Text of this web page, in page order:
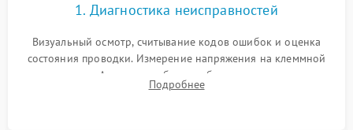
1. Диагностика неисправностей
Визуальный осмотр, считывание кодов ошибок и оценка
состояния проводки. Измерение напряжения на клеммной
колодке. Анализ жалоб на проблемы с нагревом,
конвекцией, панелью управления или блокировкой дверцы.
Подробнее